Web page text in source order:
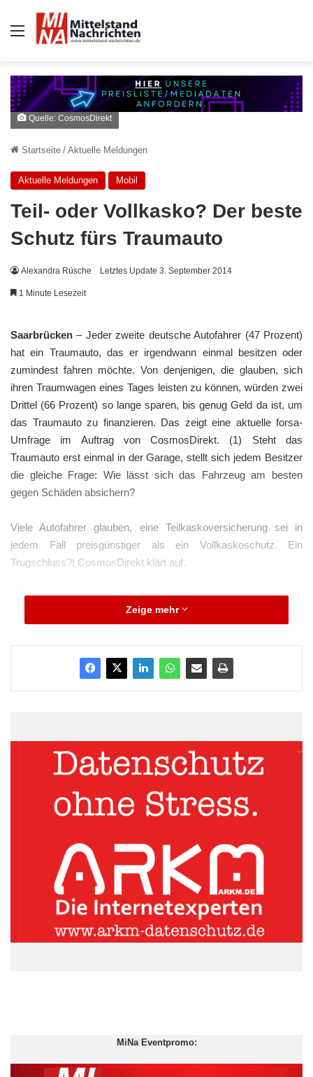
Auswahl
Quelle: CosmosDirekt
Startseite / Aktuelle Meldungen
Aktuelle Meldungen Mobil
Teil- oder Vollkasko? Der beste
Schutz fürs Traumauto
Alexandra Rüsche Letztes Update 3. September 2014
1 Minute Lesezeit
Saarbrücken – Jeder zweite deutsche Autofahrer (47 Prozent)
hat ein Traumauto, das er irgendwann einmal besitzen oder
zumindest fahren möchte. Von denjenigen, die glauben, sich
ihren Traumwagen eines Tages leisten zu können, würden zwei
Drittel (66 Prozent) so lange sparen, bis genug Geld da ist, um
das Traumauto zu finanzieren. Das zeigt eine aktuelle forsa-
Umfrage im Auftrag von CosmosDirekt. (1) Steht das
Traumauto erst einmal in der Garage, stellt sich jedem Besitzer
die gleiche Frage: Wie lässt sich das Fahrzeug am besten
gegen Schäden absichern?
Viele Autofahrer glauben, eine Teilkaskoversicherung sei in
jedem Fall preisgünstiger als ein Vollkaskoschutz. Ein
Trugschluss?! CosmosDirekt klärt auf.
Quelle: CosmosDirekt
Tipps vom Versicherungsexperten Roman Wagner
ARKM.marketing
Vollkaskoversicherung einen Schadensfreiheitsrabatt. Dadurch
Zeige mehr
MiNa Eventpromo: